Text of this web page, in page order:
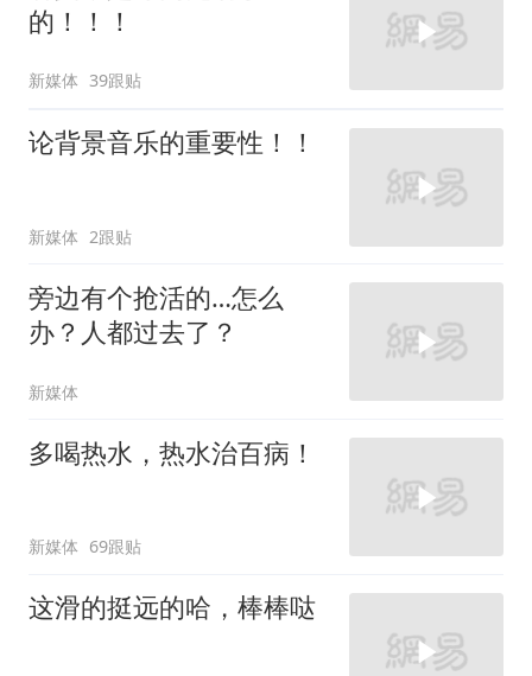
的！！！
新媒体 39跟贴
论背景音乐的重要性！！
新媒体 2跟贴
旁边有个抢活的…怎么
办？人都过去了？
新媒体
多喝热水，热水治百病！
新媒体 69跟贴
这滑的挺远的哈，棒棒哒